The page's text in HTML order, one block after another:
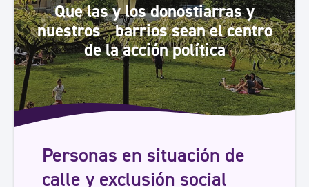
Que las y los donostiarras y
nuestros barrios sean el centro
de la acción política
Personas en situación de
calle y exclusión social